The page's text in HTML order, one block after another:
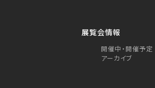
展覧会情報
開催中・開催予定
アーカイブ